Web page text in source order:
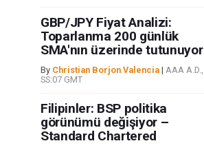
GBP/JPY Fiyat Analizi:
Toparlanma 200 günlük
SMA'nın üzerinde tutunuyor
By Christian Borjon Valencia| AAA A.D.,
SS:07 GMT
Filipinler: BSP politika
görünümü değişiyor –
Standard Chartered